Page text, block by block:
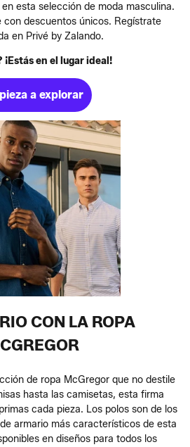
esta selección de moda masculina.
con descuentos únicos. Regístrate
en Privé by Zalando.
en el lugar ideal!
a explorar
CON LA ROPA
de ropa McGregor que no destile
hasta las camisetas, esta firma
cada pieza. Los polos son de los
armario más característicos de esta
en diseños para todos los